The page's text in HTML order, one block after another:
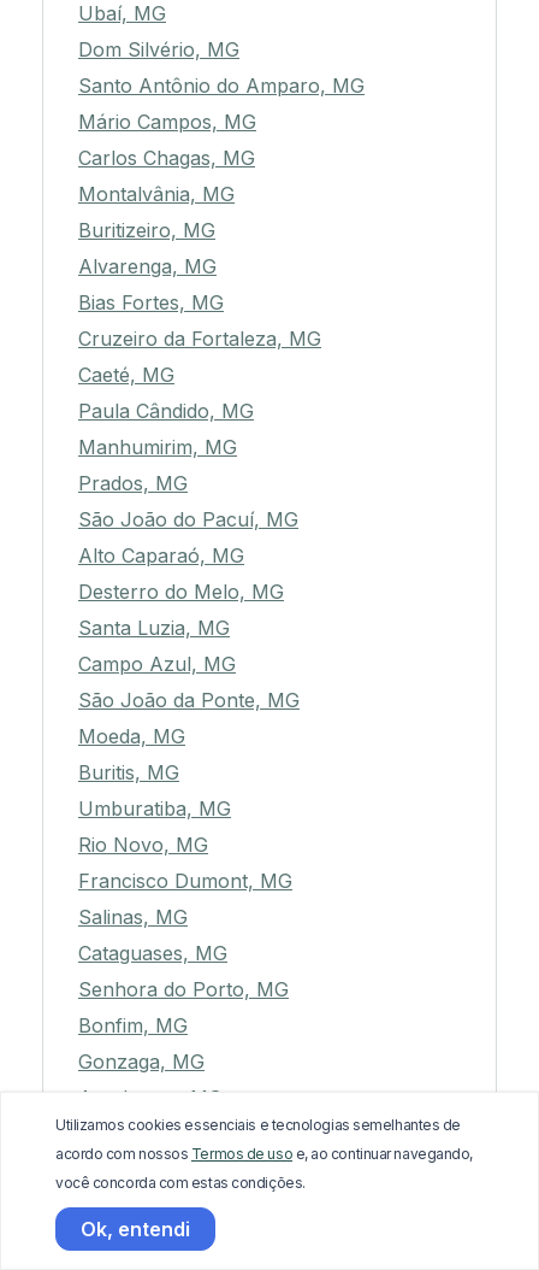
Ubaí, MG
Dom Silvério, MG
Santo Antônio do Amparo, MG
Mário Campos, MG
Carlos Chagas, MG
Montalvânia, MG
Buritizeiro, MG
Alvarenga, MG
Bias Fortes, MG
Cruzeiro da Fortaleza, MG
Caeté, MG
Paula Cândido, MG
Manhumirim, MG
Prados, MG
São João do Pacuí, MG
Alto Caparaó, MG
Desterro do Melo, MG
Santa Luzia, MG
Campo Azul, MG
São João da Ponte, MG
Moeda, MG
Buritis, MG
Umburatiba, MG
Rio Novo, MG
Francisco Dumont, MG
Salinas, MG
Cataguases, MG
Senhora do Porto, MG
Bonfim, MG
Gonzaga, MG
Arceburgo, MG
Madre de Deus de Minas, MG
Coqueiral, MG
Jesuânia, MG
Coimbra, MG
Utilizamos cookies essenciais e tecnologias semelhantes de
acordo com nossos Termos de uso e, ao continuar navegando,
você concorda com estas condições.
Ok, entendi